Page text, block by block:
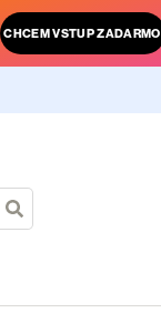
CHCEM VSTUP ZADARMO